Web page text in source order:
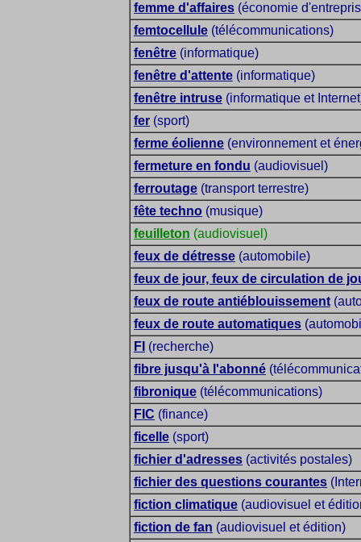
femme d'affaires (économie
femtocellule (télécommunications)
fenêtre (informatique)
fenêtre d'attente (informatique)
fenêtre intruse (informatique et
fer (sport)
ferme éolienne (environnement et
fermeture en fondu (audiovisuel)
ferroutage (transport terrestre)
fête techno (musique)
feuilleton (audiovisuel)
feux de détresse (automobile)
feux de jour, feux de circulation de
feux de route antiéblouissement
feux de route automatiques
FI (recherche)
fibre jusqu'à l'abonné
fibronique (télécommunications)
FIC (finance)
ficelle (sport)
fichier d'adresses (activités postales)
fichier des questions courantes
fiction climatique (audiovisuel et
fiction de fan (audiovisuel et édition)